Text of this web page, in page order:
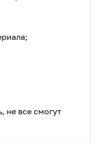
не все смогут